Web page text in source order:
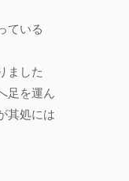
ている
ました
足を運ん
其処には